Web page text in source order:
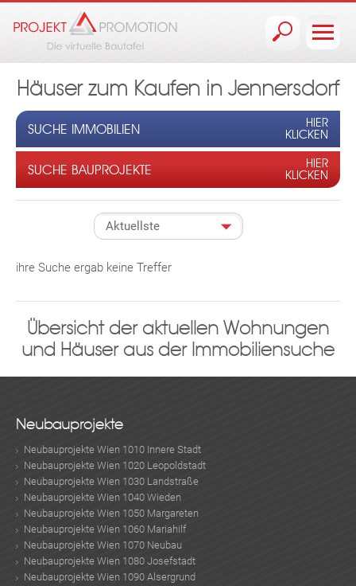
Häuser zum Kaufen in Jennersdorf
SUCHE IMMOBILIEN
HIER
KLICKEN
SUCHE BAUPROJEKTE
HIER
KLICKEN
ihre Suche ergab keine Treffer
Übersicht der aktuellen Wohnungen
und Häuser aus der Immobiliensuche
Neubauprojekte
Neubauprojekte Wien 1010 Innere Stadt
Neubauprojekte Wien 1020 Leopoldstadt
Neubauprojekte Wien 1030 Landstraße
Neubauprojekte Wien 1040 Wieden
Neubauprojekte Wien 1050 Margareten
Neubauprojekte Wien 1060 Mariahilf
Neubauprojekte Wien 1070 Neubau
Neubauprojekte Wien 1080 Josefstadt
Neubauprojekte Wien 1090 Alsergrund